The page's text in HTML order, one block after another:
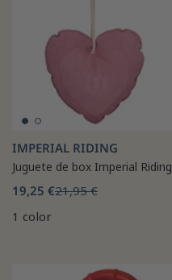
IMPERIAL RIDING
Juguete de box Imperial Riding
19,25 €21,95 €
1 color